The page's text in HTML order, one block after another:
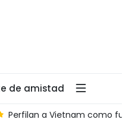
de amistad
Perfilan a Vietnam como